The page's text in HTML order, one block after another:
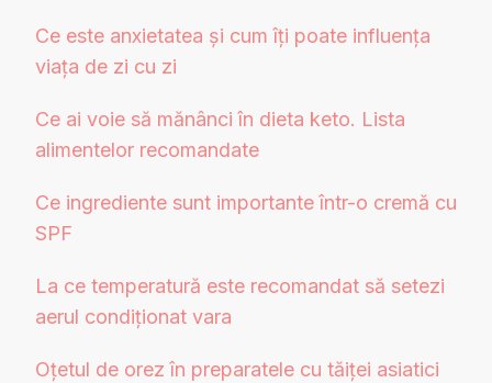
Ce este anxietatea și cum îți poate influența
viața de zi cu zi
Ce ai voie să mănânci în dieta keto. Lista
alimentelor recomandate
Ce ingrediente sunt importante într-o cremă cu
SPF
La ce temperatură este recomandat să setezi
aerul condiționat vara
Oțetul de orez în preparatele cu tăiței asiatici